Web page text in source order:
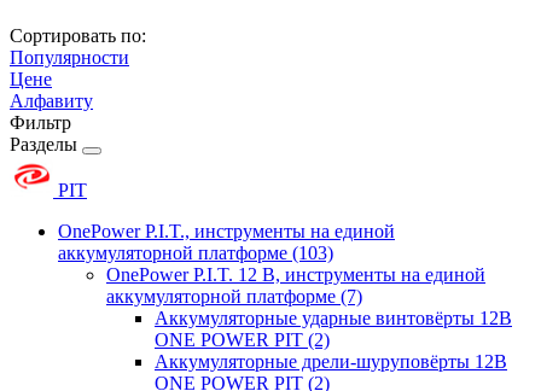
Сортировать по:
Популярности
Цене
Алфавиту
Фильтр
Разделы
PIT
OnePower P.I.T., инструменты на единой
аккумуляторной платформе (103)
OnePower P.I.T. 12 В, инструменты на единой
аккумуляторной платформе (7)
Аккумуляторные ударные винтовёрты 12В
ONE POWER PIT (2)
Аккумуляторные дрели-шуруповёрты 12В
ONE POWER PIT (2)